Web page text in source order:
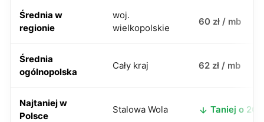
Średnia w
regionie
woj.
wielkopolskie
60 zł / mb
Średnia
ogólnopolska
Cały kraj 62 zł / mb
Najtaniej w
Polsce
Stalowa Wola Taniej o 20